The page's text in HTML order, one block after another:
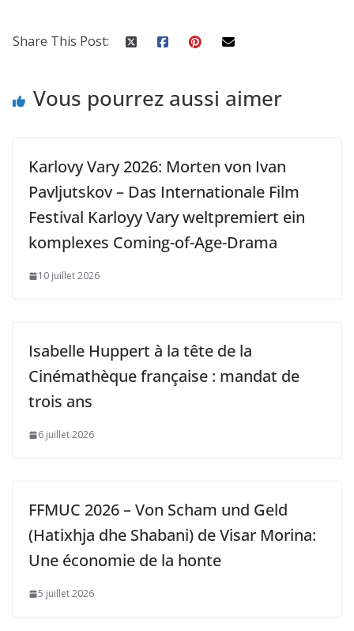
Share This Post:
Vous pourrez aussi aimer
Karlovy Vary 2026: Morten von Ivan
Pavljutskov – Das Internationale Film
Festival Karloyy Vary weltpremiert ein
komplexes Coming-of-Age-Drama
10 juillet 2026
Isabelle Huppert à la tête de la
Cinémathèque française : mandat de
trois ans
6 juillet 2026
FFMUC 2026 – Von Scham und Geld
(Hatixhja dhe Shabani) de Visar Morina:
Une économie de la honte
5 juillet 2026